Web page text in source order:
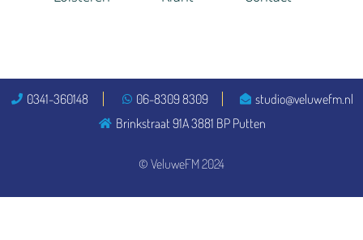
© VeluweFM 2024
0341-360148 06-8309 8309
studio@veluwefm.nl
Brinkstraat 91A 3881 BP Putten